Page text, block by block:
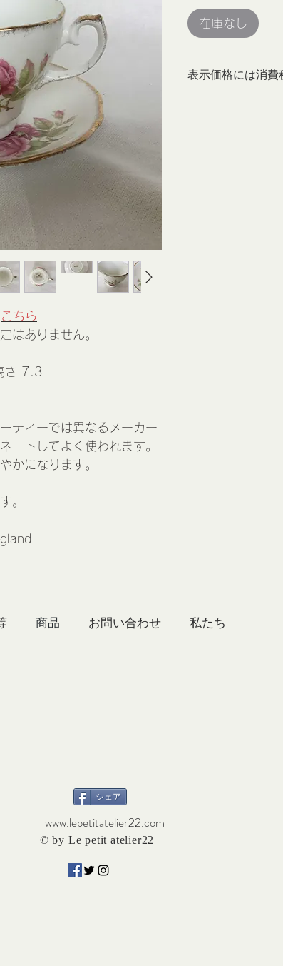
こちら
はありません。
さ 7.3
ティーでは異なるメーカー
ートしてよく使われます。
かになります。
。
在庫なし
表示価格には消
商品 お問い合わせ
シェア
www.lepetitatelier22.com
© by Le petit atelier22